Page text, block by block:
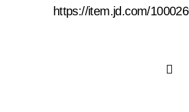
https://item.jd.com/